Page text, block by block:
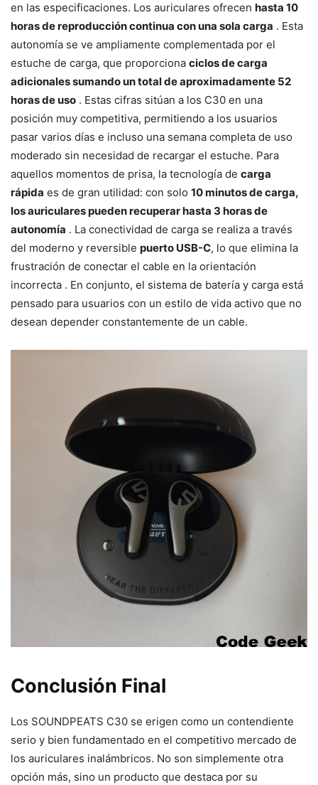
en las especificaciones. Los auriculares ofrecen hasta 10
horas de reproducción continua con una sola carga . Esta
autonomía se ve ampliamente complementada por el
estuche de carga, que proporciona ciclos de carga
adicionales sumando un total de aproximadamente 52
horas de uso . Estas cifras sitúan a los C30 en una
posición muy competitiva, permitiendo a los usuarios
pasar varios días e incluso una semana completa de uso
moderado sin necesidad de recargar el estuche. Para
aquellos momentos de prisa, la tecnología de carga
rápida es de gran utilidad: con solo 10 minutos de carga,
los auriculares pueden recuperar hasta 3 horas de
autonomía . La conectividad de carga se realiza a través
del moderno y reversible puerto USB-C, lo que elimina la
frustración de conectar el cable en la orientación
incorrecta . En conjunto, el sistema de batería y carga está
pensado para usuarios con un estilo de vida activo que no
desean depender constantemente de un cable.
Conclusión Final
Los SOUNDPEATS C30 se erigen como un contendiente
serio y bien fundamentado en el competitivo mercado de
los auriculares inalámbricos. No son simplemente otra
opción más, sino un producto que destaca por su